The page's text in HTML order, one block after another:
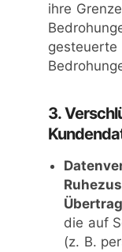
ihre
gesteuerte
3.
die auf
(z. B.